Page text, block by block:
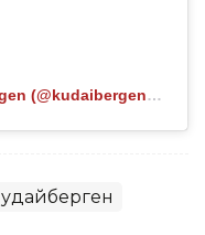
Публикация от Dimash Qudaibergen (@kudaibergenov.dimash)